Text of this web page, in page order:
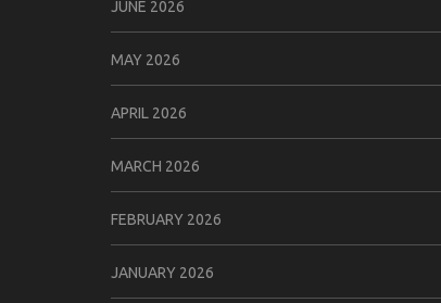
JUNE 2026
MAY 2026
APRIL 2026
MARCH 2026
FEBRUARY 2026
JANUARY 2026